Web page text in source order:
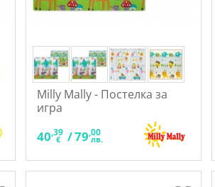
Milly Mally - Постелка за
игра
40,39
€ /79,00
лв.